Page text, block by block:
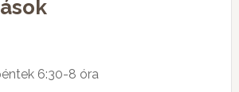
6:30-8 óra